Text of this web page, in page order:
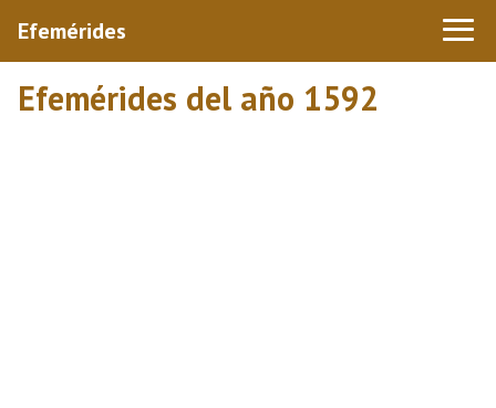
Efemérides
Efemérides del año 1592